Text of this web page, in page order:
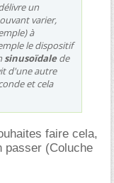
un
varier,
à
le dispositif
sinusoïdalede
d'une autre
et cela
faire cela,
passer (Coluche